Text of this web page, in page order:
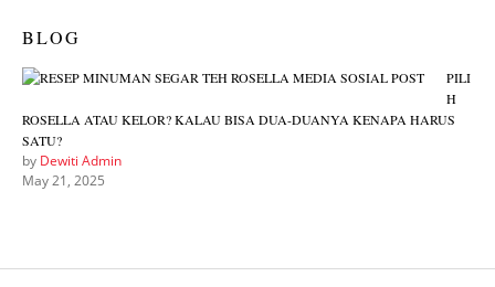
BLOG
PILI
H
ROSELLA ATAU KELOR? KALAU BISA DUA-DUANYA KENAPA HARUS
SATU?
by Dewiti Admin
May 21, 2025